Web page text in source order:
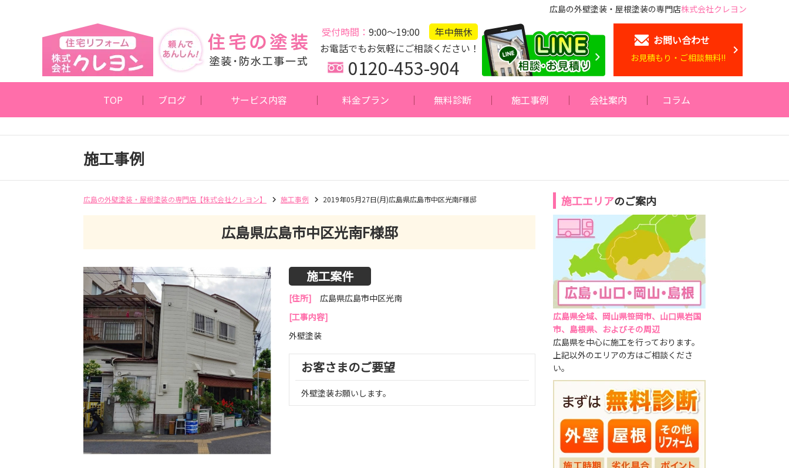
広島の外壁塗装・屋根塗装の専門店株式会社クレヨン
受付時間： 9:00～19:00
年中無休
お電話でもお気軽にご相談ください！
0120-453-904
お問い合わせ
お見積もり・ご相談無料!!
TOP ブログ サービス内容 料金プラン 無料診断 施工事例 会社案内 コラム
施工事例
広島の外壁塗装・屋根塗装の専門店【株式会社クレヨン】 施工事例 2019年05月27日(月)広島県広島市中区光南F様邸
広島県広島市中区光南F様邸
施工案件
[住所]
広島県広島市中区光南
[工事内容]
外壁塗装
お客さまのご要望
外壁塗装お願いします。
施工エリアのご案内
広島県全域、岡山県笹岡市、山口県岩国
市、島根県、およびその周辺
広島県を中心に施工を行っております。
上記以外のエリアの方はご相談くださ
い。